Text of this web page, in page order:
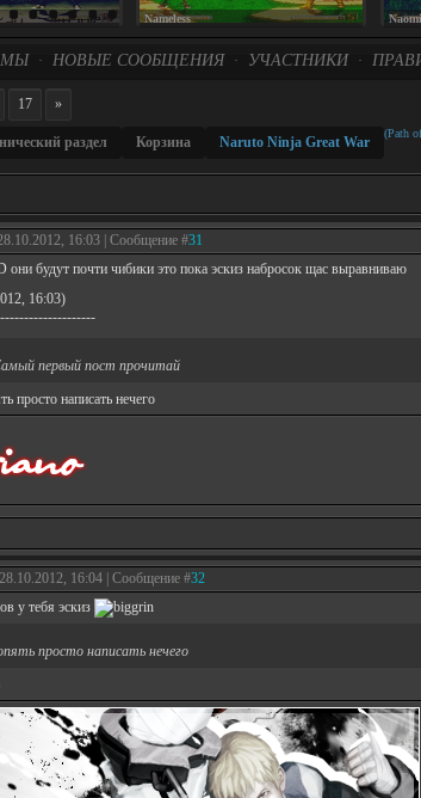
Nameless
· НОВЫЕ СООБЩЕНИЯ · УЧАСТНИКИ ·
17 »
раздел Корзина Naruto Ninja Great War
(Path
16:03 | Сообщение #31
они будут почти чибики это пока эскиз набросок щас выравниваю
16:03)
первый пост прочитай
просто написать нечего
16:04 | Сообщение #32
у тебя эскиз
просто написать нечего